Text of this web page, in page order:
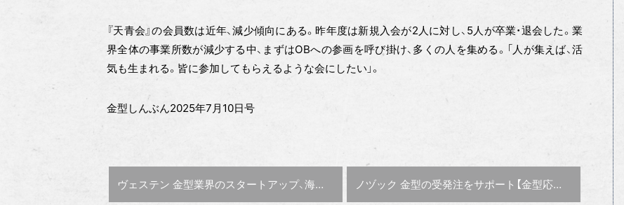
『天青会』の会員数は近年、減少傾向にある。昨年度は新規入会が2人に対し、5人が卒業・退会した。業
界全体の事業所数が減少する中、まずはOBへの参画を呼び掛け、多くの人を集める。「人が集えば、活
気も生まれる。皆に参加してもらえるような会にしたい」。
金型しんぶん2025年7月10日号
前の記事 :
ヴェステン 金型業界のスタートアップ、海外との取引を目標に【金型の底力】 次の記事 :
ノヅック 金型の受発注をサポート【金型応援隊】